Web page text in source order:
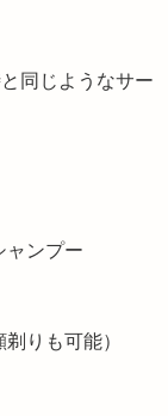
同じようなサー
ャンプー
りも可能）